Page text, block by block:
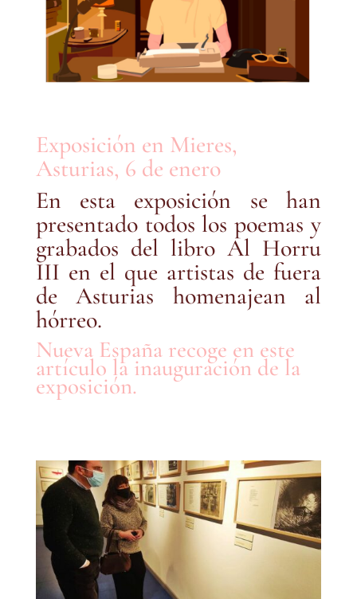
Exposición en Mieres,
Asturias, 6 de enero
En esta exposición se han
presentado todos los poemas y
grabados del libro Al Horru
III en el que artistas de fuera
de Asturias homenajean al
hórreo.
Nueva España recoge en este
artículo la inauguración de la
exposición.